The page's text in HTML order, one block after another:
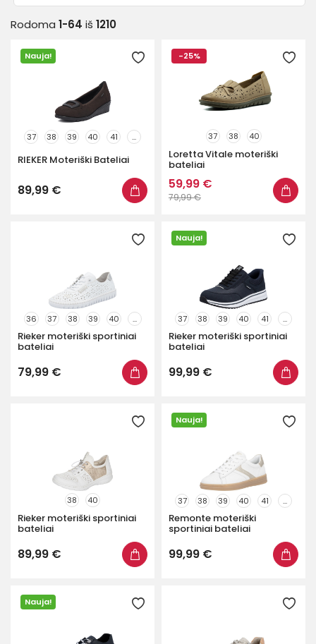
38.5 39 40
41 42 43 44 45
46
227
Sportiniai
Storapadžiai
Su platforma 147
Prekinis ženklas
Parduotuvės
Rodoma 1-64 iš 1210
Nauja!
37 38 39 40 41 ...
RIEKER Moteriški Bateliai
89,99 €
-25%
37 38 40
Loretta Vitale moteriški
bateliai
59,99 €
79,99 €
36 37 38 39 40 ...
Rieker moteriški sportiniai
bateliai
79,99 €
Nauja!
37 38 39 40 41 ...
Rieker moteriški sportiniai
bateliai
99,99 €
38 40
Rieker moteriški sportiniai
bateliai
89,99 €
Nauja!
37 38 39 40 41 ...
Remonte moteriški
sportiniai bateliai
99,99 €
Nauja!